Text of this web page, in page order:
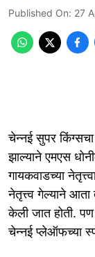
Published On: 27
चेन्नई सुपर
झाल्याने एमएस
गायकवाडच्या
नेतृत्त्व गेल्याने
केली जात होती.
चेन्नई प्लेऑफच्या